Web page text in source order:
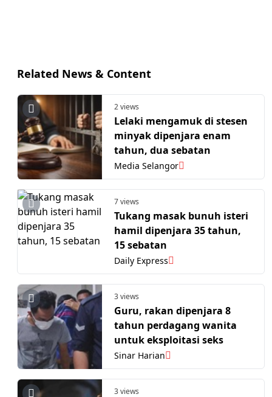
Related News & Content
2 views
Lelaki mengamuk di stesen
minyak dipenjara enam
tahun, dua sebatan
Media Selangor
7 views
Tukang masak bunuh isteri
hamil dipenjara 35 tahun,
15 sebatan
Daily Express
3 views
Guru, rakan dipenjara 8
tahun perdagang wanita
untuk eksploitasi seks
Sinar Harian
3 views